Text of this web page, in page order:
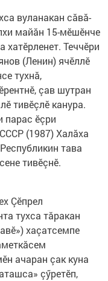
вуланакан сăвă-
майăн 15-мӗшӗнче
Теччӗри
(Ленин) ячӗллӗ
тухнă,
çав шутран
тивӗçлӗ канура.
парас ӗçри
(1987) Халăха
тава
тивӗçнӗ.
Çӗпрел
тухса тăракан
хаçатсемпе
ачаран çак куна
çӳретӗп,